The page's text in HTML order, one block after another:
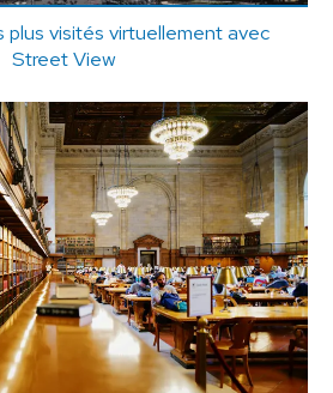
plus visités virtuellement avec
Street View